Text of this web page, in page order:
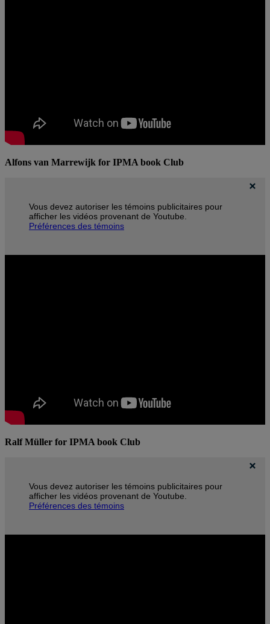
Alfons van Marrewijk for IPMA book Club
Vous devez autoriser les témoins publicitaires pour
afficher les vidéos provenant de Youtube.
Préférences des témoins
Ralf Müller for IPMA book Club
Vous devez autoriser les témoins publicitaires pour
afficher les vidéos provenant de Youtube.
Préférences des témoins